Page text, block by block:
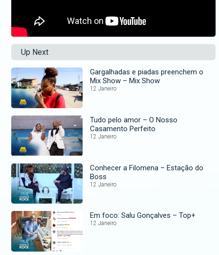
Up Next
Gargalhadas e piadas preenchem o
Mix Show – Mix Show
12 Janeiro
Tudo pelo amor – O Nosso
Casamento Perfeito
12 Janeiro
Conhecer a Filomena – Estação do
Boss
12 Janeiro
Em foco: Salu Gonçalves – Top+
12 Janeiro